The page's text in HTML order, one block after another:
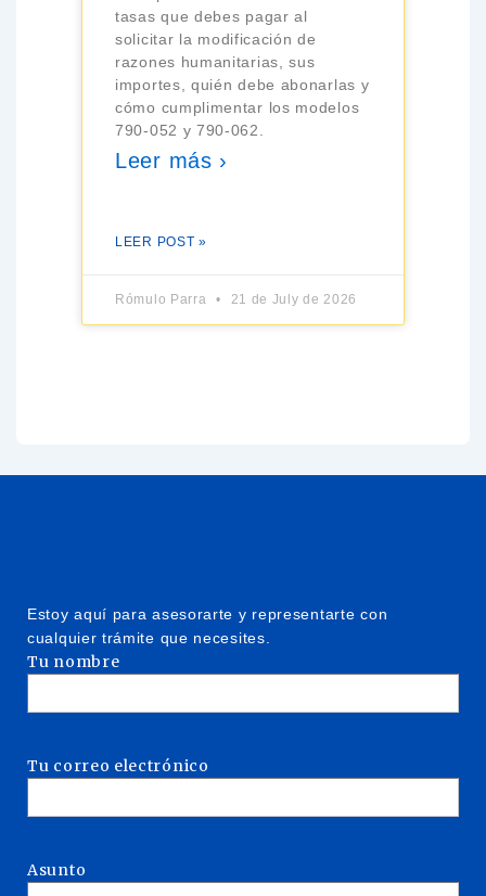
tasas que debes pagar al
solicitar la modificación de
razones humanitarias, sus
importes, quién debe abonarlas y
cómo cumplimentar los modelos
790-052 y 790-062.
Leer más ›
LEER POST »
Rómulo Parra 21 de July de 2026
Estoy aquí para asesorarte y representarte con
cualquier trámite que necesites.
Tu nombre
Tu correo electrónico
Asunto